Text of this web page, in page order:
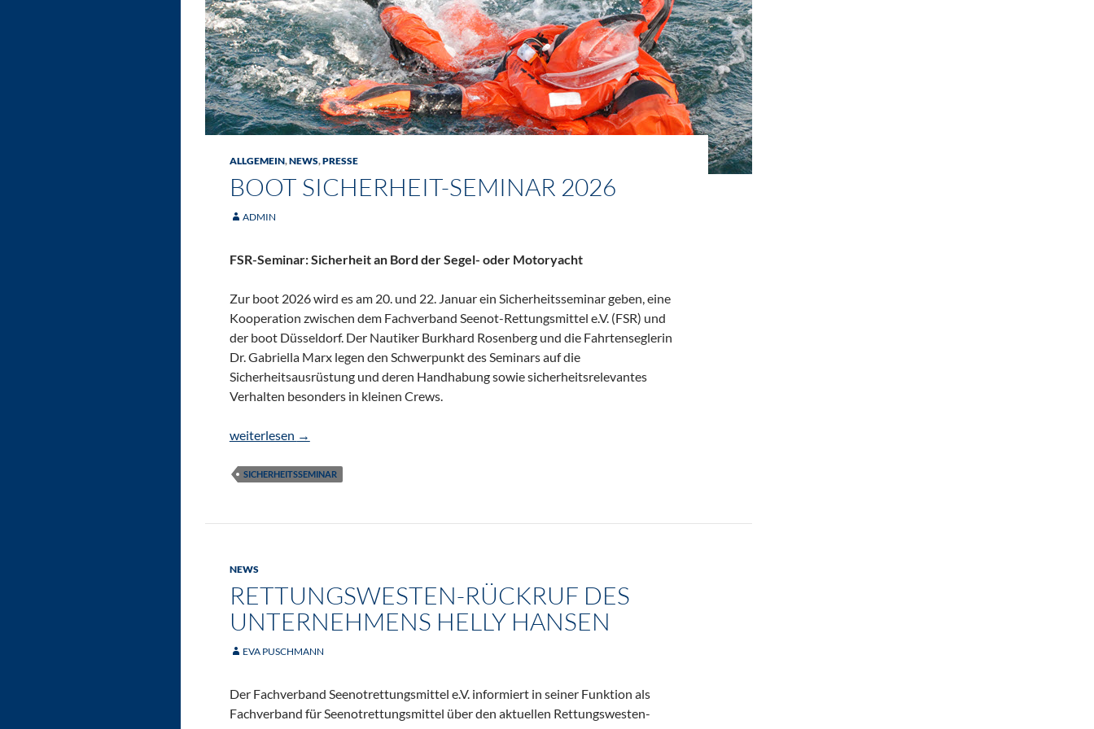
ALLGEMEIN,NEWS,PRESSE
BOOT SICHERHEIT-SEMINAR 2026
ADMIN
FSR-Seminar: Sicherheit an Bord der Segel- oder Motoryacht
Zur boot 2026 wird es am 20. und 22. Januar ein Sicherheitsseminar geben, eine
Kooperation zwischen dem Fachverband Seenot-Rettungsmittel e.V. (FSR) und
der boot Düsseldorf. Der Nautiker Burkhard Rosenberg und die Fahrtenseglerin
Dr. Gabriella Marx legen den Schwerpunkt des Seminars auf die
Sicherheitsausrüstung und deren Handhabung sowie sicherheitsrelevantes
Verhalten besonders in kleinen Crews.
boot Sicherheit-Seminar 2026
weiterlesen →
SICHERHEITSSEMINAR
NEWS
RETTUNGSWESTEN-RÜCKRUF DES
UNTERNEHMENS HELLY HANSEN
EVA PUSCHMANN
Der Fachverband Seenotrettungsmittel e.V. informiert in seiner Funktion als
Fachverband für Seenotrettungsmittel über den aktuellen Rettungswesten-